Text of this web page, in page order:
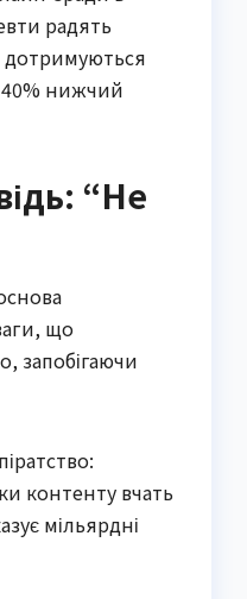
радять
дотримуються
40% нижчий
“Не
що
запобігаючи
контенту вчать
мільярдні